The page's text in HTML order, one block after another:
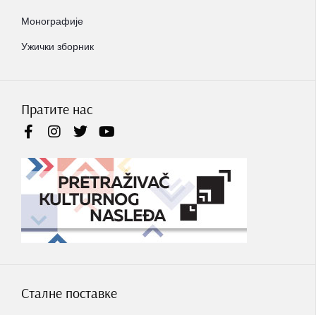
Монографије
Ужички зборник
Пратите нас
Сталне поставке